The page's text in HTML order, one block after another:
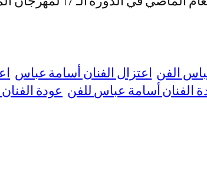
الفن اعتزال الفنان أسامة عباس
الفنان أسامة عباس للفن عودة